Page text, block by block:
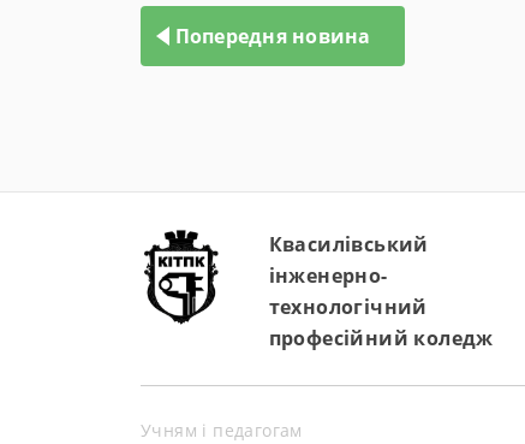
записів
Попередня новина
Квасилівський
інженерно-
технологічний
професійний коледж
Учням і педагогам